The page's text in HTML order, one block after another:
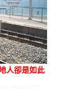
人卻是如此